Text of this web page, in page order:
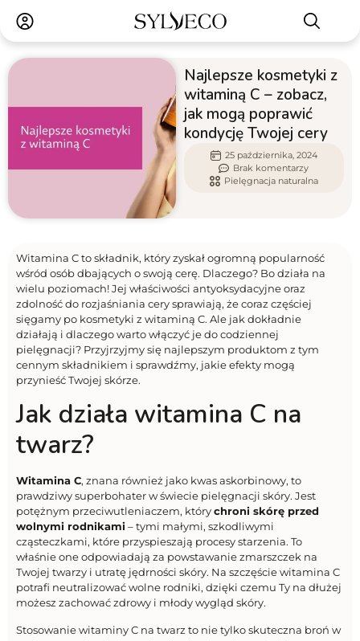
Najlepsze kosmetyki z
witaminą C – zobacz,
jak mogą poprawić
kondycję Twojej cery
25 października, 2024
Brak komentarzy
Pielęgnacja naturalna
Witamina C to składnik, który zyskał ogromną popularność
wśród osób dbających o swoją cerę. Dlaczego? Bo działa na
wielu poziomach! Jej właściwości antyoksydacyjne oraz
zdolność do rozjaśniania cery sprawiają, że coraz częściej
sięgamy po kosmetyki z witaminą C. Ale jak dokładnie
działają i dlaczego warto włączyć je do codziennej
pielęgnacji? Przyjrzyjmy się najlepszym produktom z tym
cennym składnikiem i sprawdźmy, jakie efekty mogą
przynieść Twojej skórze.
Jak działa witamina C na
twarz?
Witamina C, znana również jako kwas askorbinowy, to
prawdziwy superbohater w świecie pielęgnacji skóry. Jest
potężnym przeciwutleniaczem, którychroni skórę przed
wolnymi rodnikami – tymi małymi, szkodliwymi
cząsteczkami, które przyspieszają procesy starzenia. To
właśnie one odpowiadają za powstawanie zmarszczek na
Twojej twarzy i utratę jędrności skóry. Na szczęście witamina C
potrafi neutralizować wolne rodniki, dzięki czemu Ty na dłużej
możesz zachować zdrowy i młody wygląd skóry.
Stosowanie witaminy C na twarz to nie tylko skuteczna broń w